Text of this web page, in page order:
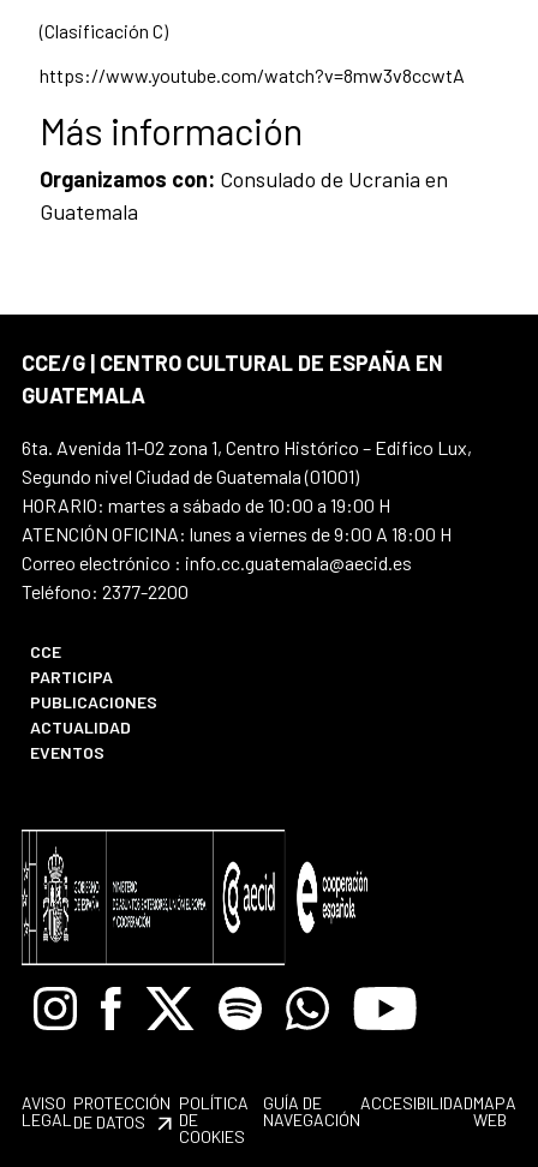
(Clasificación C)
https://www.youtube.com/watch?v=8mw3v8ccwtA
Más información
Organizamos con: Consulado de Ucrania en
Guatemala
CCE/G | CENTRO CULTURAL DE ESPAÑA EN
GUATEMALA
6ta. Avenida 11-02 zona 1, Centro Histórico – Edifico Lux,
Segundo nivel Ciudad de Guatemala (01001)
HORARIO: martes a sábado de 10:00 a 19:00 H
ATENCIÓN OFICINA: lunes a viernes de 9:00 A 18:00 H
Correo electrónico : info.cc.guatemala@aecid.es
Teléfono: 2377-2200
CCE
PARTICIPA
PUBLICACIONES
ACTUALIDAD
EVENTOS
InstagramFacebook
X Spotify WhatsappYoutube
AVISO
LEGAL
PROTECCIÓN
DE DATOS
POLÍTICA
DE
COOKIES
GUÍA DE
NAVEGACIÓN
ACCESIBILIDADMAPA
WEB